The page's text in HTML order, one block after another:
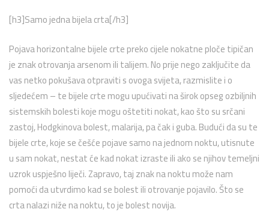
[h3]Samo jedna bijela crta[/h3]
Pojava horizontalne bijele crte preko cijele nokatne ploče tipičan
je znak otrovanja arsenom ili talijem. No prije nego zaključite da
vas netko pokušava otpraviti s ovoga svijeta, razmislite i o
sljedećem – te bijele crte mogu upućivati na širok opseg ozbiljnih
sistemskih bolesti koje mogu oštetiti nokat, kao što su srčani
zastoj, Hodgkinova bolest, malarija, pa čak i guba. Budući da su te
bijele crte, koje se češće pojave samo na jednom noktu, utisnute
u sam nokat, nestat će kad nokat izraste ili ako se njihov temeljni
uzrok uspješno liječi. Zapravo, taj znak na noktu može nam
pomoći da utvrdimo kad se bolest ili otrovanje pojavilo. Što se
crta nalazi niže na noktu, to je bolest novija.